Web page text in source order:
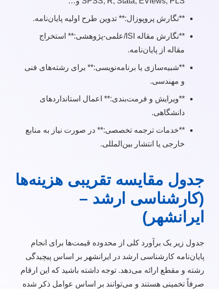
**نگارش پروپوزال:** تدوین طرح اولیه پایان‌نامه.
**نگارش مقاله ISI/علمی-پژوهشی:** استخراج
مقاله از پایان‌نامه.
**شبیه‌سازی یا برنامه‌نویسی:** برای رشته‌های فنی
و مهندسی.
**ویرایش و فرمت‌بندی:** اعمال استانداردهای
دانشگاهی.
**خدمات ترجمه تخصصی:** در صورت نیاز به منابع
خارجی یا انتشار بین‌المللی.
جدول مقایسه تقریبی هزینه‌ها
(کارشناسی ارشد –
ایرانشهر)
جدول زیر یک برآورد کلی از محدوده قیمت‌ها برای انجام
پایان‌نامه کارشناسی ارشد در ایرانشهر بر اساس پیچیدگی
رشته و مقطع ارائه می‌دهد. توجه داشته باشید که این ارقام
صرفاً تخمینی هستند و می‌توانند بر اساس عوامل ذکر شده